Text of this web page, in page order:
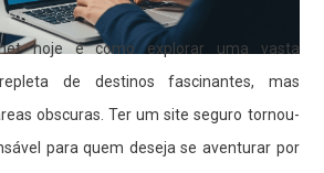
hoje é como explorar uma vasta
de destinos fascinantes, mas
obscuras. Ter um site seguro tornou-
para quem deseja se aventurar por